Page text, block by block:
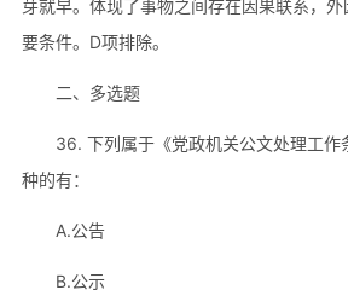
芽就早。体现了事物之间存在因果联系，
要条件。D项排除。
二、多选题
36. 下列属于《党政机关公文处理工作
种的有：
A.公告
B.公示